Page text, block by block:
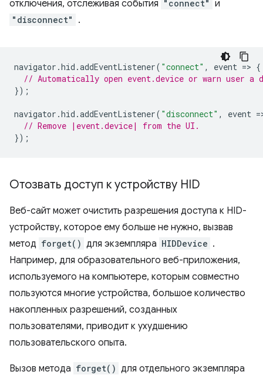
отключения, отслеживая события "connect" и
"disconnect" .
navigator .hid .addEventListener( "connect" , event => {
// Automatically open event.device or warn user
});
navigator .hid .addEventListener( "disconnect" , event =
// Remove |event.device| from the UI.
});
Отозвать доступ к устройству HID
Веб-сайт может очистить разрешения доступа к HID-
устройству, которое ему больше не нужно, вызвав
метод forget() для экземпляра HIDDevice .
Например, для образовательного веб-приложения,
используемого на компьютере, которым совместно
пользуются многие устройства, большое количество
накопленных разрешений, созданных
пользователями, приводит к ухудшению
пользовательского опыта.
Вызов метода forget() для отдельного экземпляра